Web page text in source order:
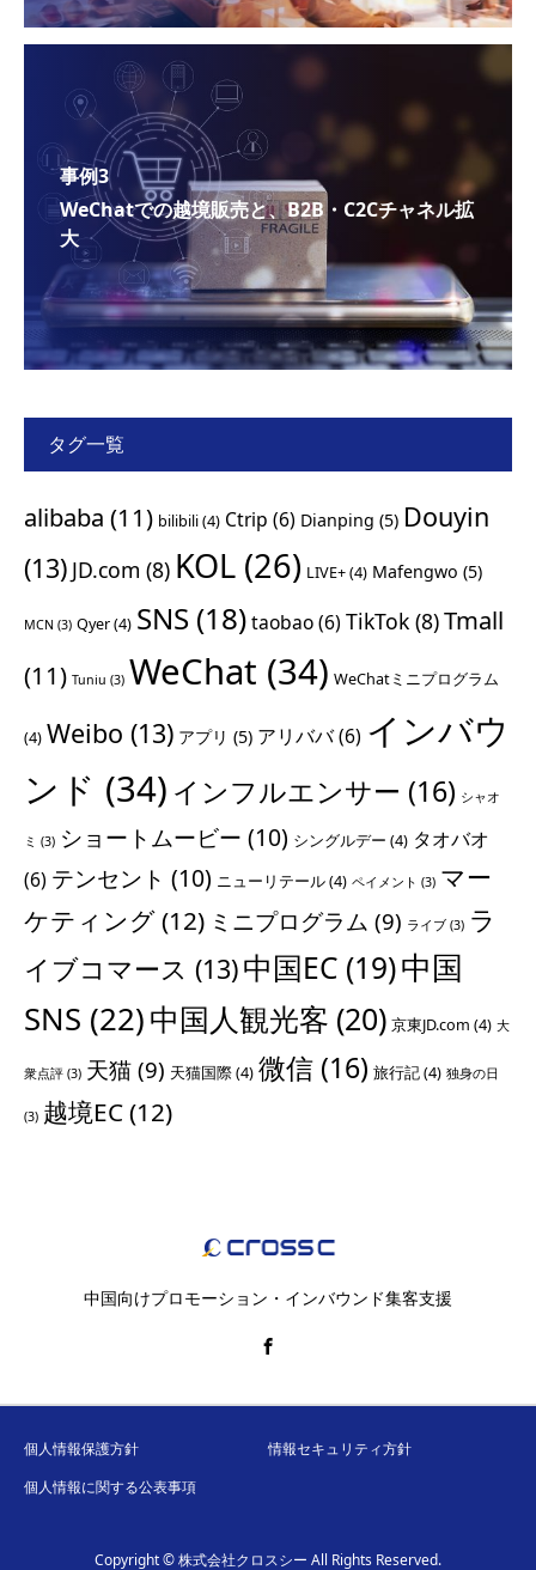
事例3
WeChatでの越境販売と、B2B・C2Cチャネル拡
大
タグ一覧
alibaba (11) bilibili(4) Ctrip (6) Dianping (5) Douyin
(13) JD.com (8) KOL (26) LIVE+(4) Mafengwo (5)
MCN (3) Qyer(4) SNS (18)taobao(6) TikTok (8)Tmall
(11) Tuniu (3) WeChat (34) WeChatミニプログラム
(4) Weibo (13) アプリ (5) アリババ(6) インバウ
ンド (34) インフルエンサー (16) シャオ
ミ (3) ショートムービー (10) シングルデー (4) タオバオ
(6) テンセント (10) ニューリテール(4) ペイメント (3) マー
ケティング(12) ミニプログラム (9) ライブ (3) ラ
イブコマース (13)中国EC (19)中国
SNS (22)中国人観光客 (20) 京東JD.com (4) 大
衆点評 (3) 天猫 (9) 天猫国際(4) 微信 (16) 旅行記(4) 独身の日
(3) 越境EC(12)
中国向けプロモーション・インバウンド集客支援
個人情報保護方針
情報セキュリティ方針
個人情報に関する公表事項
Copyright © 株式会社クロスシー All Rights Reserved.
セミナー メルマガ登録 お役立ち情報